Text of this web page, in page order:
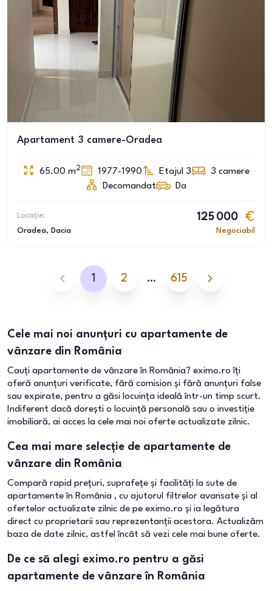
Apartament 3 camere-Oradea
65.00 m2 1977-1990 Etajul 3 3 camere
Decomandat
Da
Locație:
Oradea, Dacia
125 000
Negociabil
1 2 … 615
Cele mai noi anunțuri cu apartamente de
vânzare din România
Cauți apartamente de vânzare în România? eximo.ro îți
oferă anunțuri verificate, fără comision și fără anunțuri false
sau expirate, pentru a găsi locuința ideală într-un timp scurt.
Indiferent dacă dorești o locuință personală sau o investiție
imobiliară, ai acces la cele mai noi oferte actualizate zilnic.
Cea mai mare selecție de apartamente de
vânzare din România
Compară rapid prețuri, suprafețe și facilități la sute de
apartamente în România , cu ajutorul filtrelor avansate și al
ofertelor actualizate zilnic de pe eximo.ro și ia legătura
direct cu proprietarii sau reprezentanții acestora. Actualizăm
baza de date zilnic, astfel încât să vezi cele mai bune oferte.
De ce să alegi eximo.ro pentru a găsi
apartamente de vânzare în România